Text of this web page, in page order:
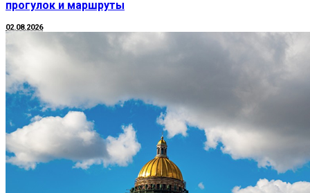
прогулок и маршруты
02.08.2026